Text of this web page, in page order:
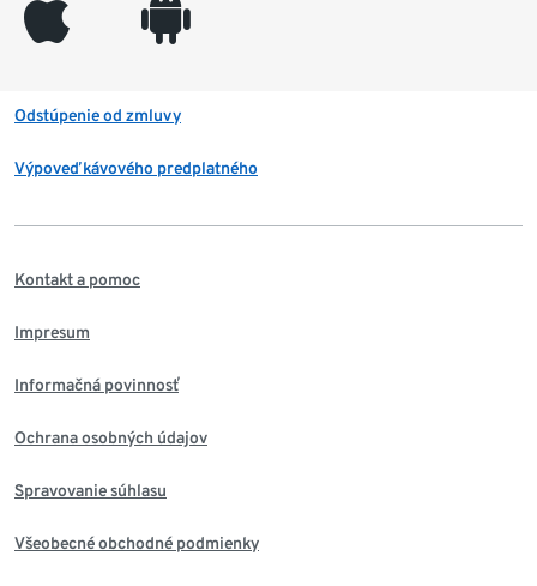
appleinc android
Odstúpenie od zmluvy
Výpoveď kávového predplatného
Kontakt a pomoc
Impresum
Informačná povinnosť
Ochrana osobných údajov
Spravovanie súhlasu
Všeobecné obchodné podmienky